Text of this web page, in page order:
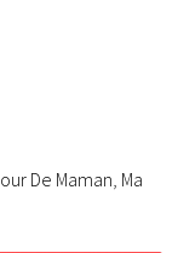
De Maman, Ma